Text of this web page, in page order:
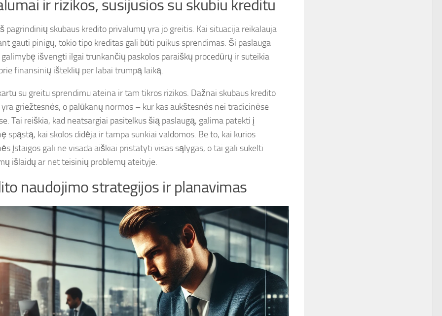
ir rizikos, susijusios su skubiu kreditu
pagrindinių skubaus kredito privalumų yra jo greitis. Kai situacija reikalauja
gauti pinigų, tokio tipo kreditas gali būti puikus sprendimas. Ši paslauga
išvengti ilgai trunkančių paskolos paraiškų procedūrų ir suteikia
finansinių išteklių per labai trumpą laiką.
su greitu sprendimu ateina ir tam tikros rizikos. Dažnai skubaus kredito
griežtesnės, o palūkanų normos – kur kas aukštesnės nei tradicinėse
Tai reiškia, kad neatsargiai pasitelkus šią paslaugą, galima patekti į
spąstą, kai skolos didėja ir tampa sunkiai valdomos. Be to, kai kurios
įstaigos gali ne visada aiškiai pristatyti visas sąlygas, o tai gali sukelti
išlaidų ar net teisinių problemų ateityje.
naudojimo strategijos ir planavimas